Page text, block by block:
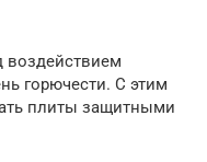
воздействием
горючести. С этим
плиты защитными